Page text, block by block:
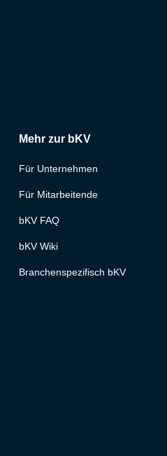
Mehr zur bKV
Für Unternehmen
Für Mitarbeitende
bKV FAQ
bKV Wiki
Branchenspezifisch bKV